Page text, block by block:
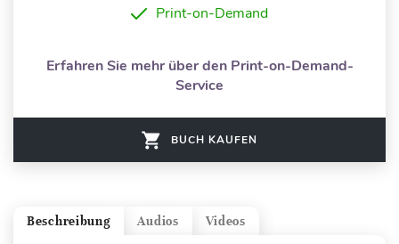
Print-on-Demand
Erfahren Sie mehr über den Print-on-Demand-
Service
BUCH KAUFEN
Videos
Audios
Beschreibung